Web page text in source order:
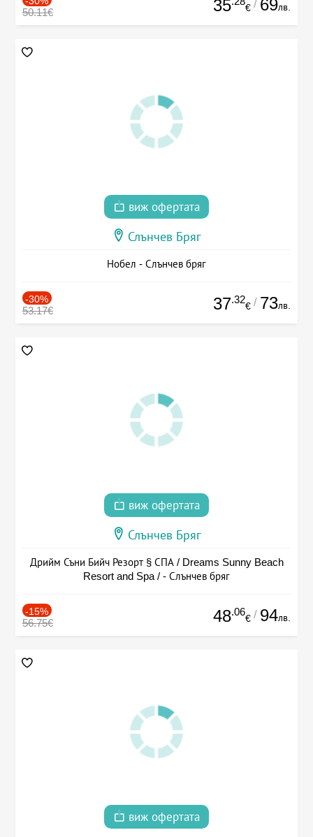
50.11€ 35 € / 69лв.
виж офертата
Слънчев Бряг
Нобел - Слънчев бряг
-30%
53.17€ 37.32
€ / 73лв.
виж офертата
Слънчев Бряг
Дрийм Съни Бийч Резорт § СПА / Dreams Sunny Beach
Resort and Spa / - Слънчев бряг
-15%
56.75€ 48.06
€ / 94лв.
виж офертата